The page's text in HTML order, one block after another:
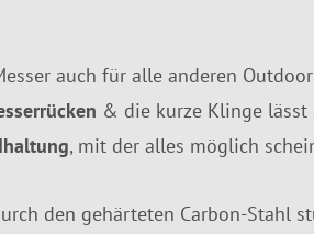
auch für alle anderen
& die kurze Klinge lässt
, mit der alles möglich
den gehärteten Carbon-Stahl